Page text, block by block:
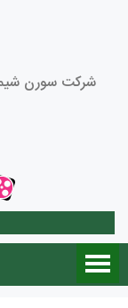
شرکت سورن